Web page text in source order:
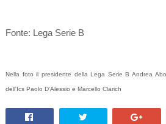
Fonte: Lega Serie B
Nella foto il presidente della Lega Serie B Andrea
dell'Ics Paolo D'Alessio e Marcello Clarich